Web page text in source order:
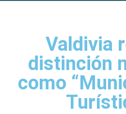
Valdivia
distinción
como